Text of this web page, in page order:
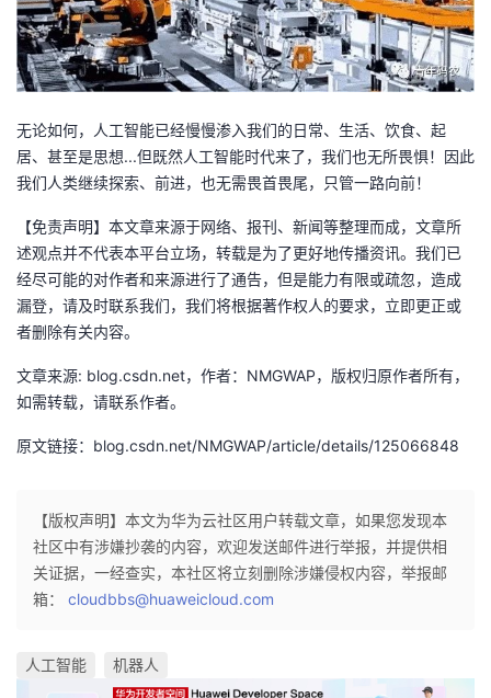
无论如何，人工智能已经慢慢渗入我们的日常、生活、饮食、起
居、甚至是思想...但既然人工智能时代来了，我们也无所畏惧！因此
我们人类继续探索、前进，也无需畏首畏尾，只管一路向前！
【免责声明】本文章来源于网络、报刊、新闻等整理而成，文章所
述观点并不代表本平台立场，转载是为了更好地传播资讯。我们已
经尽可能的对作者和来源进行了通告，但是能力有限或疏忽，造成
漏登，请及时联系我们，我们将根据著作权人的要求，立即更正或
者删除有关内容。
文章来源: blog.csdn.net，作者：NMGWAP，版权归原作者所有，
如需转载，请联系作者。
原文链接：blog.csdn.net/NMGWAP/article/details/125066848
【版权声明】本文为华为云社区用户转载文章，如果您发现本
社区中有涉嫌抄袭的内容，欢迎发送邮件进行举报，并提供相
关证据，一经查实，本社区将立刻删除涉嫌侵权内容，举报邮
箱： cloudbbs@huaweicloud.com
人工智能 机器人